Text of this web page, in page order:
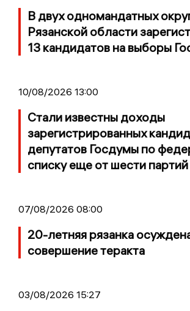
В двух одномандатных
Рязанской области
13 кандидатов на выборы
10/08/2026 13:00
Стали известны доходы
зарегистрированных
депутатов Госдумы по
списку еще от шести партий
07/08/2026 08:00
20-летняя рязанка
совершение теракта
03/08/2026 15:27